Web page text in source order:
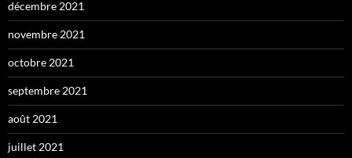
décembre 2021
novembre 2021
octobre 2021
septembre 2021
août 2021
juillet 2021